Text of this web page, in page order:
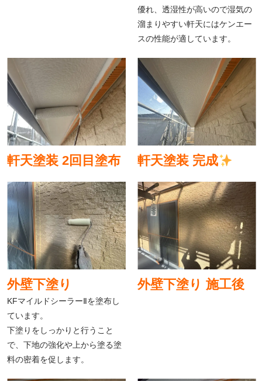
優れ、透湿性が高いので湿気の
溜まりやすい軒天にはケンエー
スの性能が適しています。
軒天塗装 2回目塗布 軒天塗装 完成
外壁下塗り
KFマイルドシーラーⅡを塗布し
ています。
下塗りをしっかりと行うこと
で、下地の強化や上から塗る塗
料の密着を促します。
外壁下塗り 施工後